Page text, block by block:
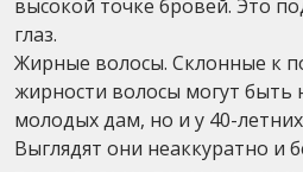
высокой точке бровей. Это
глаз.
Жирные волосы. Склонные к
жирности волосы могут быть
молодых дам, но и у 40-
Выглядят они неаккуратно и